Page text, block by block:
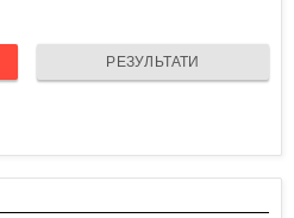
РЕЗУЛЬТАТИ